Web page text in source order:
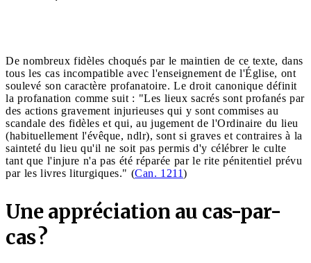
De nombreux fidèles choqués par le maintien de ce texte, dans
tous les cas incompatible avec l'enseignement de l'Église, ont
soulevé son caractère profanatoire. Le droit canonique définit
la profanation comme suit : "Les lieux sacrés sont profanés par
des actions gravement injurieuses qui y sont commises au
scandale des fidèles et qui, au jugement de l'Ordinaire du lieu
(habituellement l'évêque, ndlr), sont si graves et contraires à la
sainteté du lieu qu'il ne soit pas permis d'y célébrer le culte
tant que l'injure n'a pas été réparée par le rite pénitentiel prévu
par les livres liturgiques." (Can. 1211)
Une appréciation au cas-par-
cas ?